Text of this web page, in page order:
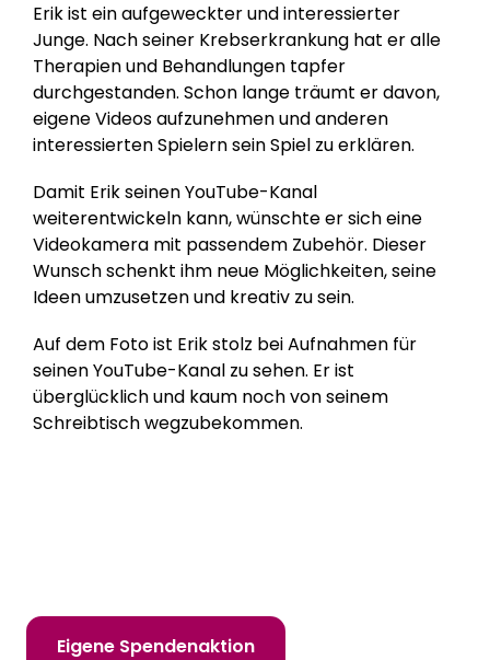
Erik ist ein aufgeweckter und interessierter
Junge. Nach seiner Krebserkrankung hat er alle
Therapien und Behandlungen tapfer
durchgestanden. Schon lange träumt er davon,
eigene Videos aufzunehmen und anderen
interessierten Spielern sein Spiel zu erklären.
Damit Erik seinen YouTube-Kanal
weiterentwickeln kann, wünschte er sich eine
Videokamera mit passendem Zubehör. Dieser
Wunsch schenkt ihm neue Möglichkeiten, seine
Ideen umzusetzen und kreativ zu sein.
Auf dem Foto ist Erik stolz bei Aufnahmen für
seinen YouTube-Kanal zu sehen. Er ist
überglücklich und kaum noch von seinem
Schreibtisch wegzubekommen.
Eigene Spendenaktion